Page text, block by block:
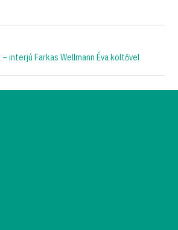
interjú Farkas Wellmann Éva költővel